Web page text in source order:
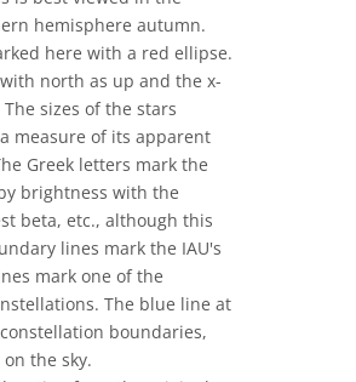
hemisphere autumn.
here with a red ellipse.
north as up and the x-
sizes of the stars
measure of its apparent
Greek letters mark the
brightness with the
beta, etc., although this
lines mark the IAU's
mark one of the
The blue line at
boundaries,
the sky.